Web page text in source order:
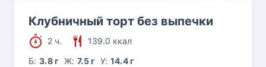
Клубничный торт без выпечки
2 ч.
139.0 ккал
Б:3.8 г Ж: 7.5 г У: 14.4 г